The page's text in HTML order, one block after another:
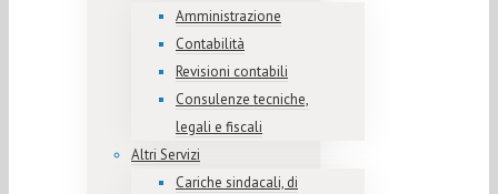
Amministrazione
Contabilità
Revisioni contabili
Consulenze tecniche,
legali e fiscali
Altri Servizi
Cariche sindacali, di